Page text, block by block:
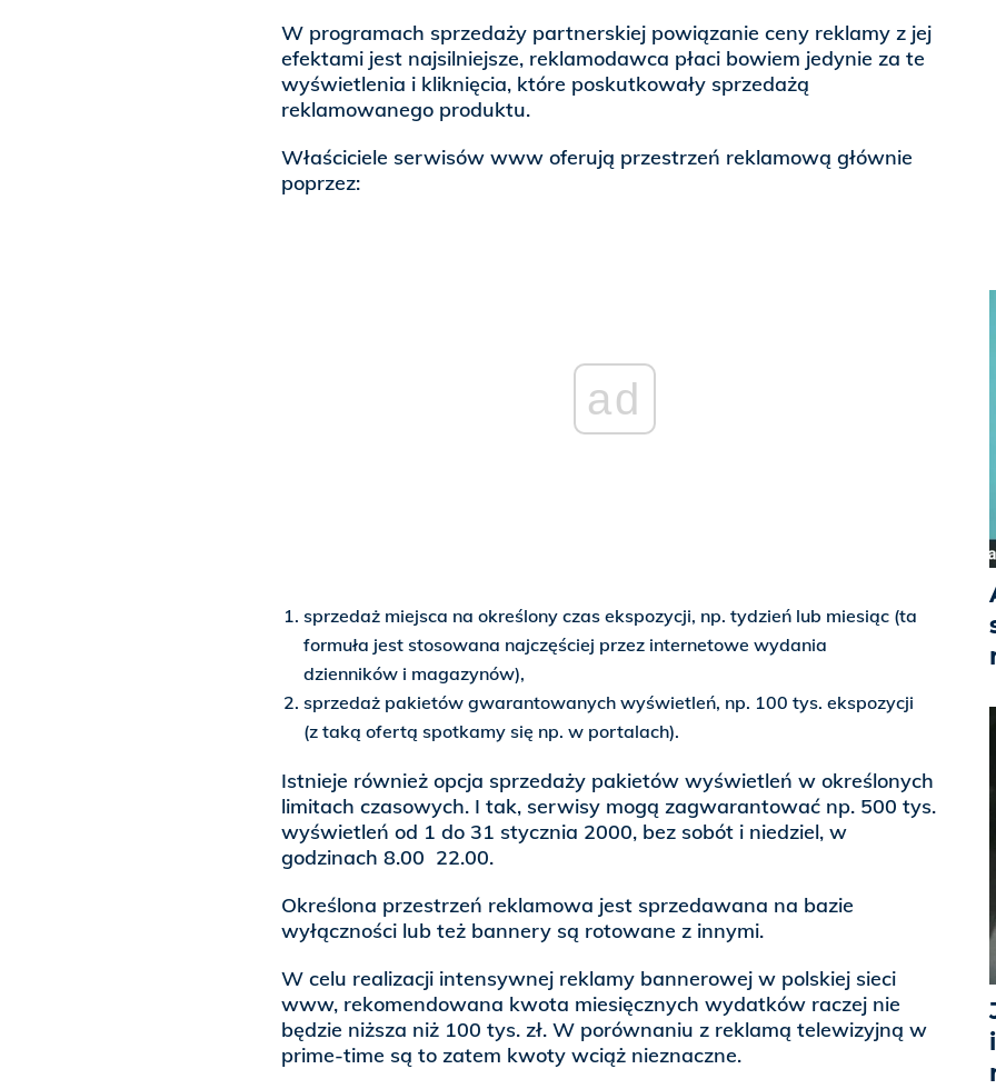
W programach sprzedaży partnerskiej powiązanie ceny reklamy z jej
efektami jest najsilniejsze, reklamodawca płaci bowiem jedynie za te
wyświetlenia i kliknięcia, które poskutkowały sprzedażą
reklamowanego produktu.
Właściciele serwisów www oferują przestrzeń reklamową głównie
poprzez:
ad
sprzedaż miejsca na określony czas ekspozycji, np. tydzień lub miesiąc (ta
formuła jest stosowana najczęściej przez internetowe wydania
dzienników i magazynów),
sprzedaż pakietów gwarantowanych wyświetleń, np. 100 tys. ekspozycji
(z taką ofertą spotkamy się np. w portalach).
Istnieje również opcja sprzedaży pakietów wyświetleń w określonych
limitach czasowych. I tak, serwisy mogą zagwarantować np. 500 tys.
wyświetleń od 1 do 31 stycznia 2000, bez sobót i niedziel, w
godzinach 8.00  22.00.
Określona przestrzeń reklamowa jest sprzedawana na bazie
wyłączności lub też bannery są rotowane z innymi.
W celu realizacji intensywnej reklamy bannerowej w polskiej sieci
www, rekomendowana kwota miesięcznych wydatków raczej nie
będzie niższa niż 100 tys. zł. W porównaniu z reklamą telewizyjną w
prime-time są to zatem kwoty wciąż nieznaczne.